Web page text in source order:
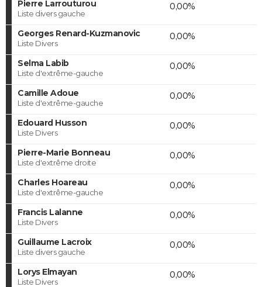
Pierre Larrouturou
Liste divers gauche
0,00%
Georges Renard-Kuzmanovic
Liste Divers
0,00%
Selma Labib
Liste d'extrême-gauche
0,00%
Camille Adoue
Liste d'extrême-gauche
0,00%
Edouard Husson
Liste Divers
0,00%
Pierre-Marie Bonneau
Liste d'extrême droite
0,00%
Charles Hoareau
Liste d'extrême-gauche
0,00%
Francis Lalanne
Liste Divers
0,00%
Guillaume Lacroix
Liste divers gauche
0,00%
Lorys Elmayan
Liste Divers
0,00%